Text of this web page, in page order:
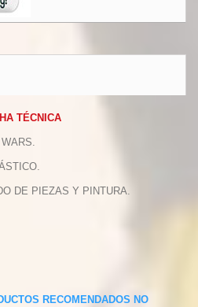
TÉCNICA
DE PIEZAS Y PINTURA.
RECOMENDADOS NO